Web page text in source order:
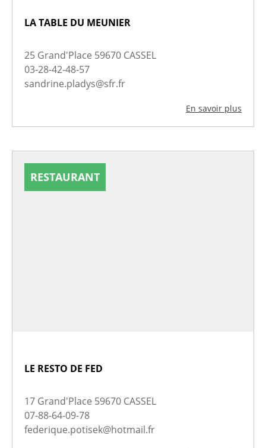
LA TABLE DU MEUNIER
25 Grand'Place 59670 CASSEL
03-28-42-48-57
sandrine.pladys@sfr.fr
En savoir plus
RESTAURANT
LE RESTO DE FED
17 Grand'Place 59670 CASSEL
07-88-64-09-78
federique.potisek@hotmail.fr